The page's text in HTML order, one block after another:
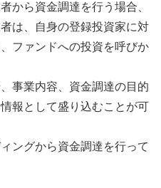
から資金調達を行う場合、
は、自身の登録投資家に対
ファンドへの投資を呼びか
事業内容、資金調達の目的
報として盛り込むことが可
ングから資金調達を行って